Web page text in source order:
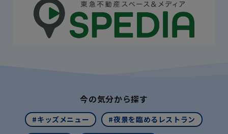
今の気分から探す
#キッズメニュー #夜景を臨めるレストラン